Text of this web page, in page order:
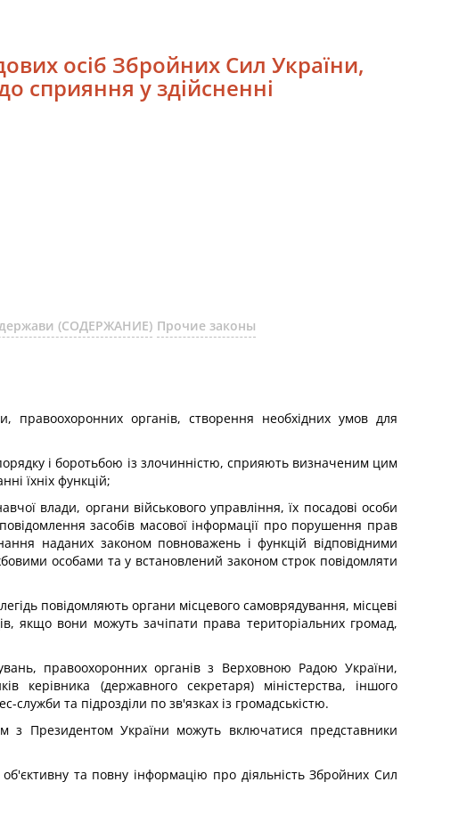
осіб Збройних Сил України,
сприяння у здійсненні
держави (СОДЕРЖАНИЕ) Прочие законы
правоохоронних органів, створення необхідних умов для
і боротьбою із злочинністю, сприяють визначеним цим
їхніх функцій;
влади, органи військового управління, їх посадові особи
засобів масової інформації про порушення прав
наданих законом повноважень і функцій відповідними
особами та у встановлений законом строк повідомляти
повідомляють органи місцевого самоврядування, місцеві
якщо вони можуть зачіпати права територіальних громад,
правоохоронних органів з Верховною Радою України,
керівника (державного секретаря) міністерства, іншого
та підрозділи по зв'язках із громадськістю.
з Президентом України можуть включатися представники
та повну інформацію про діяльність Збройних Сил